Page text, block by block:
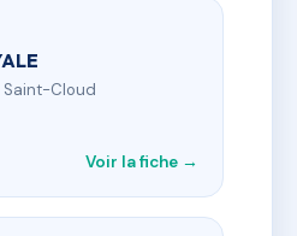
Saint-Cloud
Voir la fiche →